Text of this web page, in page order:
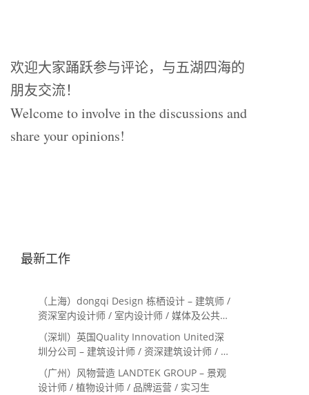
欢迎大家踊跃参与评论，与五湖四海的
朋友交流！
Welcome to involve in the discussions and
share your opinions!
最新工作
（上海）dongqi Design 栋栖设计 – 建筑师 /
资深室内设计师 / 室内设计师 / 媒体及公共关
系主管 / 设计实习生（常年招聘）
（深圳）英国Quality Innovation United深
圳分公司 – 建筑设计师 / 资深建筑设计师 / 室
内设计师 / 设计实习生
（广州）风物营造 LANDTEK GROUP – 景观
设计师 / 植物设计师 / 品牌运营 / 实习生